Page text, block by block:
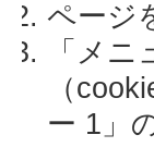
ページ
「メ
（
ー 1」